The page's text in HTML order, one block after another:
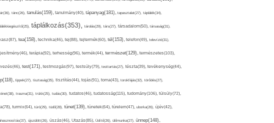
tánc(26), tanulás(159), tanulmány(40), tápanyag(181), tapasztalat(27), táplálék(34),
táplálkozás(353), tárolás(29), társ(27), társadalom(50), társaság(31),
tea(158), technika(46), tej(88), tejtermék(60), tél(153), telefon(49), televízió(31),
terápia(92), terhesség(96), termék(44), természet(129), természetes(103),
test(171), testmozgás(97), testsúly(79), testtartás(27), tészta(39), tevékenység(44),
tippek(27), tisztaság(35), tisztítás(44), tojás(91), torna(43), torokfájás(32), törődés(27),
trauma(31), trükk(25), tudás(30), tudatos(46), tudatosság(115), tudomány(106), túlsúly(72),
turmix(64), túró(29), tüdő(28), tünet(139), tünetek(64), türelem(47), uborka(26), újév(42),
újszülött(26), úszás(46), Utazás(85), Üdítő(26), ülőmunka(27), ünnep(148),